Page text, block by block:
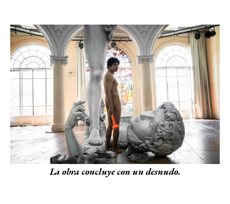
La obra concluye con un desnudo.